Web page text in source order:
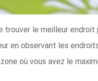
trouver le meilleur
en observant les
où vous avez le